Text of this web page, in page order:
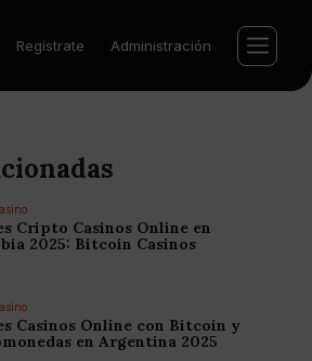
Regístrate Administración
Cripto Casinos Online en
2025: Bitcoin Casinos
Casinos Online con Bitcoin y
en Argentina 2025